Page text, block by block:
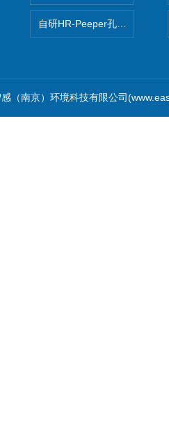
自研HR-Peeper孔隙水采样器
（南京）环境科技有限公司